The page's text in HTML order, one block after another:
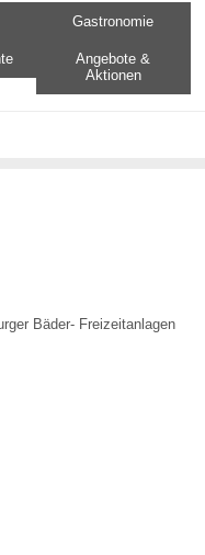
Gastronomie
Angebote &
Aktionen
Bäder- Freizeitanlagen